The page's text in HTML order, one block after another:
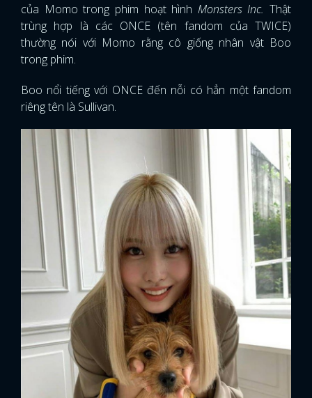
FACEBOOK GOOGLE
của Momo trong phim hoạt hình Monsters Inc. Thật
trùng hợp là các ONCE (tên fandom của TWICE)
thường nói với Momo rằng cô giống nhân vật Boo
trong phim.
Boo nổi tiếng với ONCE đến nỗi có hẳn một fandom
riêng tên là Sullivan.